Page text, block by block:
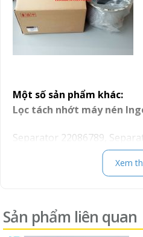
Một số sản phẩm khác:
Lọc tách nhớt máy nén
Separator 22086789,
22219174, Separator
Separator 22305577/C,
Separator 33762250,
35290295, Separator
Xem
Sản phẩm liên quan